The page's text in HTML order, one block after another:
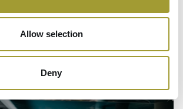
Allow selection
Deny